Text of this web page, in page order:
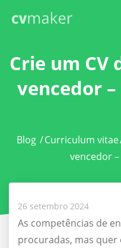
Crie um CV
vencedor
Blog /Curriculum vitae
vencedor
26 setembro 2024
As competências de
procuradas, mas